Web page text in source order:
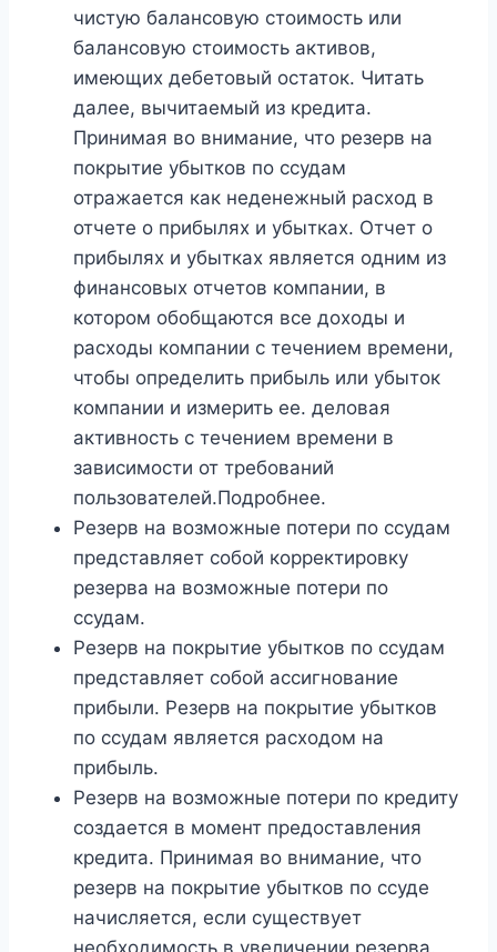
чистую балансовую стоимость или
балансовую стоимость активов,
имеющих дебетовый остаток. Читать
далее, вычитаемый из кредита.
Принимая во внимание, что резерв на
покрытие убытков по ссудам
отражается как неденежный расход в
отчете о прибылях и убытках. Отчет о
прибылях и убытках является одним из
финансовых отчетов компании, в
котором обобщаются все доходы и
расходы компании с течением времени,
чтобы определить прибыль или убыток
компании и измерить ее. деловая
активность с течением времени в
зависимости от требований
пользователей.Подробнее.
Резерв на возможные потери по ссудам
представляет собой корректировку
резерва на возможные потери по
ссудам.
Резерв на покрытие убытков по ссудам
представляет собой ассигнование
прибыли. Резерв на покрытие убытков
по ссудам является расходом на
прибыль.
Резерв на возможные потери по кредиту
создается в момент предоставления
кредита. Принимая во внимание, что
резерв на покрытие убытков по ссуде
начисляется, если существует
необходимость в увеличении резерва.